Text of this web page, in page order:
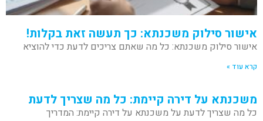
אישור סילוק משכנתא: כך תעשה זאת בקלות!
אישור סילוק משכנתא: כל מה שאתם צריכים לדעת כדי להוציא
קרא עוד »
משכנתא על דירה קיימת: כל מה שצריך לדעת
כל מה שצריך לדעת על משכנתא על דירה קיימת: המדריך